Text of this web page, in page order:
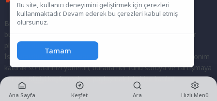
Biseysor.com, merak ettiklerinizi sormak, bilgi alışverişinde
bulunmak ve fikirlerinizi paylaşmak için bir araya geldiğimiz bir
platformdur.
İster kayıtlı bir kullanıcı olarak topluluğumuza katılın, ister anonim
kalarak sorularınızı yöneltin; burada her türlü soruya ve tartışmaya
yer var. Bilgiyi keşfetmek ve paylaşmak için bize katılın!
Ana Sayfa Keşfet Ara Hızlı Menü
Bu site, kullanıcı deneyimini geliştirmek için çerezleri
kullanmaktadır. Devam ederek bu çerezleri kabul etmiş
olursunuz.
Tamam